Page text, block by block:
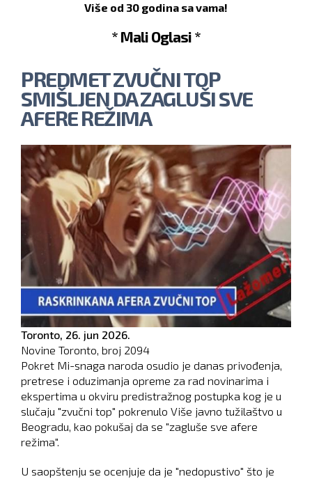
Više od 30 godina sa vama!
* Mali Oglasi *
PREDMET ZVUČNI TOP
SMIŠLJEN DA ZAGLUŠI SVE
AFERE REŽIMA
Toronto, 26. jun 2026.
Novine Toronto, broj 2094
Pokret Mi-snaga naroda osudio je danas privođenja,
pretrese i oduzimanja opreme za rad novinarima i
ekspertima u okviru predistražnog postupka kog je u
slučaju "zvučni top" pokrenulo Više javno tužilaštvo u
Beogradu, kao pokušaj da se "zagluše sve afere
režima".
U saopštenju se ocenjuje da je "nedopustivo" što je